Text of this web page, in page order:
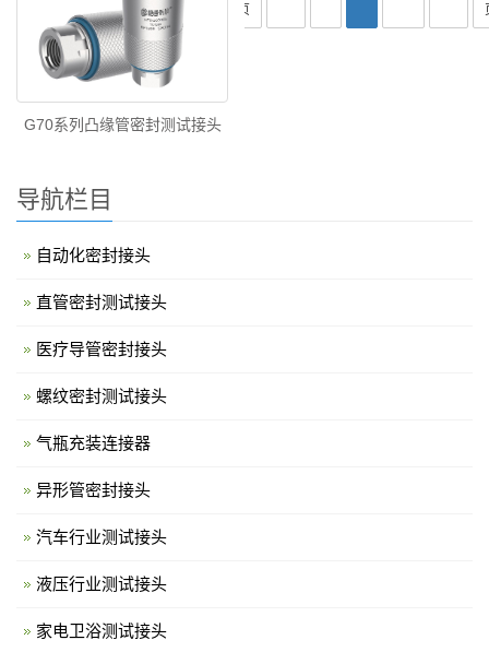
G70系列凸缘管密封测试接头
页
导航栏目
自动化密封接头
直管密封测试接头
医疗导管密封接头
螺纹密封测试接头
气瓶充装连接器
异形管密封接头
汽车行业测试接头
液压行业测试接头
家电卫浴测试接头